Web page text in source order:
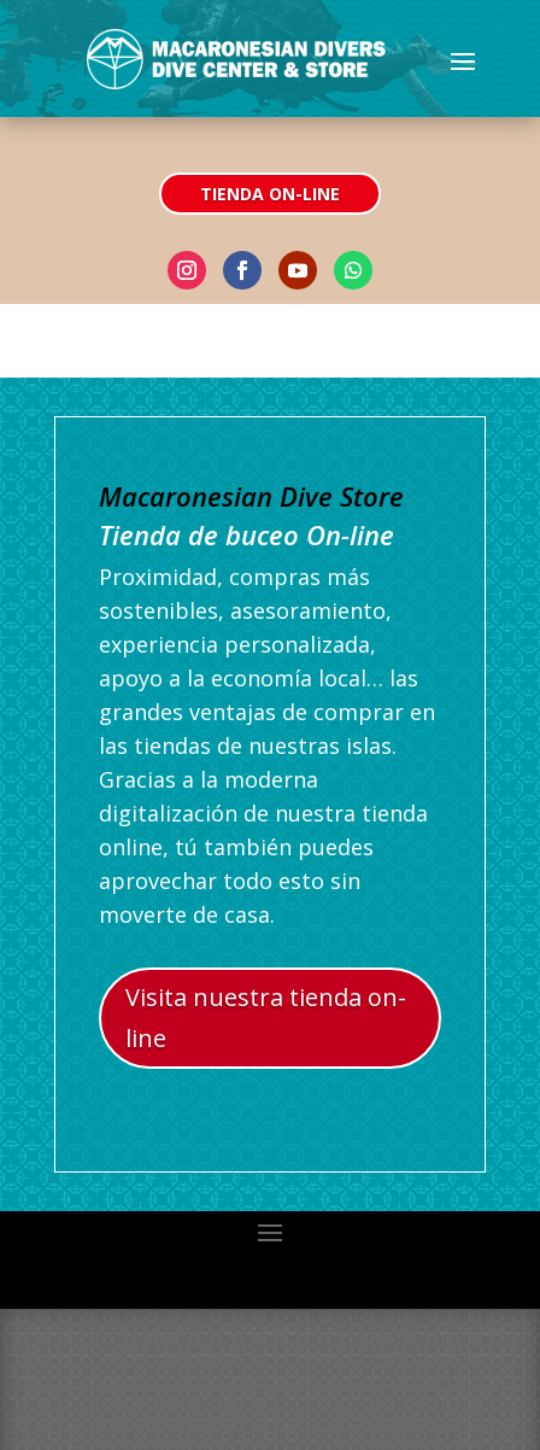
TIENDA ON-LINE
Macaronesian Dive Store
Tienda de buceo On-line
Proximidad, compras más
sostenibles, asesoramiento,
experiencia personalizada,
apoyo a la economía local… las
grandes ventajas de comprar en
las tiendas de nuestras islas.
Gracias a la moderna
digitalización de nuestra tienda
online, tú también puedes
aprovechar todo esto sin
moverte de casa.
Visita nuestra tienda on-
line